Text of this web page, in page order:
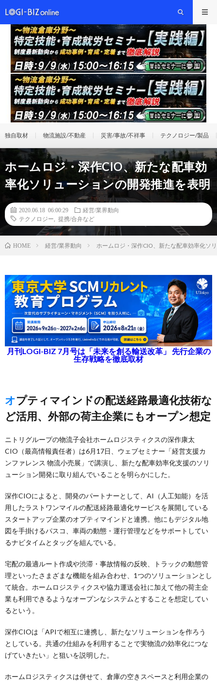
独自取材 物流施設/不動産 災害/事故/不祥事 テクノロジー/製品
ホームロジ・深作CIO、新たな配車効
率化ソリューションの開発推進を表明
2020.06.18 06:00:29
経営/業界動向
テクノロジー
提携/合弁など
HOME 経営/業界動向 ホームロジ・深作CIO、新たな配車効率化ソ
月刊LOGI-BIZ 7月号は「未来を創る輸送改革」 先行企業の
生存戦略を徹底取材
オプティマインドの配送経路最適化技術な
ど活用、外部の荷主企業にもオープン想定
ニトリグループの物流子会社ホームロジスティクスの深作康太
CIO（最高情報責任者）は6月17日、ウェブセミナー「経営支援カ
ンファレンス 物流小売展」で講演し、新たな配車効率化支援のソリ
ューション開発に取り組んでいることを明らかにした。
深作CIOによると、開発のパートナーとして、AI（人工知能）を活
用したラストワンマイルの配送経路最適化サービスを展開している
スタートアップ企業のオプティマインドと連携。他にもデジタル地
図を手掛けるパスコ、車両の動態・運行管理などをサポートしてい
るナビタイムとタッグを組んでいる。
宅配の最適ルート作成や渋滞・事故情報の反映、トラックの動態管
理といったさまざまな機能を組み合わせ、1つのソリューションとし
て統合。ホームロジスティクスや協力運送会社に加えて他の荷主企
業も利用できるようなオープンなシステムとすることを想定してい
るという。
深作CIOは「APIで相互に連携し、新たなソリューションを作ろう
としている。共通の仕組みを利用することで実物流の効率化につな
げていきたい」と狙いを説明した。
ホームロジスティクスは併せて、倉庫の空きスペースと利用企業の